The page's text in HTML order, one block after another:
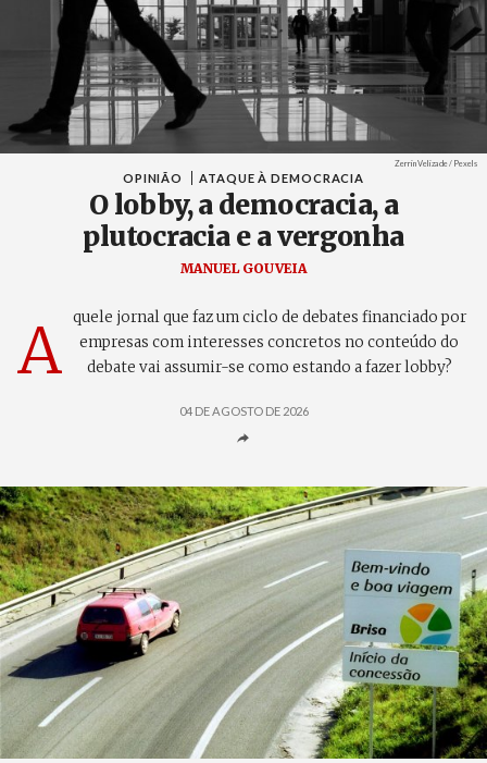
Créditos
Zerrin Velizade / Pexels
OPINIÃO ATAQUE À DEMOCRACIA
O lobby, a democracia, a
plutocracia e a vergonha
MANUEL GOUVEIA
A quele jornal que faz um ciclo de debates financiado por
empresas com interesses concretos no conteúdo do
debate vai assumir-se como estando a fazer lobby?
04 DE AGOSTO DE 2026